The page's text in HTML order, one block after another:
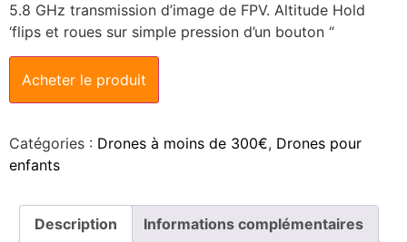
5.8 GHz transmission d’image de FPV. Altitude Hold
‘flips et roues sur simple pression d’un bouton “
Acheter le produit
Catégories : Drones à moins de 300€, Drones pour
enfants
Description Informations complémentaires